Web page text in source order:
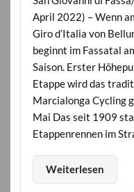
April 2022) – Wenn
Giro d’Italia von
beginnt im Fassatal
Saison. Erster
Etappe wird das
Marcialonga Cycling
Mai Das seit 1909
Etappenrennen im
Weiterlesen